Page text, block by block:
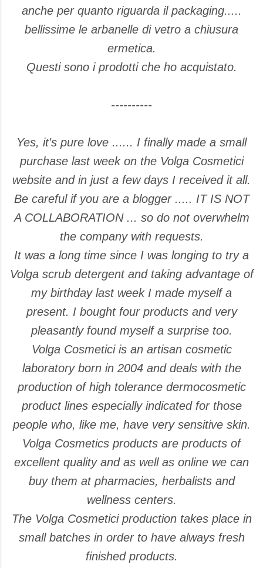
anche per quanto riguarda il packaging.....
bellissime le arbanelle di vetro a chiusura
ermetica.
Questi sono i prodotti che ho acquistato.
----------
Yes, it's pure love ...... I finally made a small
purchase last week on the Volga Cosmetici
website and in just a few days I received it all.
Be careful if you are a blogger ..... IT IS NOT
A COLLABORATION ... so do not overwhelm
the company with requests.
It was a long time since I was longing to try a
Volga scrub detergent and taking advantage of
my birthday last week I made myself a
present. I bought four products and very
pleasantly found myself a surprise too.
Volga Cosmetici is an artisan cosmetic
laboratory born in 2004 and deals with the
production of high tolerance dermocosmetic
product lines especially indicated for those
people who, like me, have very sensitive skin.
Volga Cosmetics products are products of
excellent quality and as well as online we can
buy them at pharmacies, herbalists and
wellness centers.
The Volga Cosmetici production takes place in
small batches in order to have always fresh
finished products.